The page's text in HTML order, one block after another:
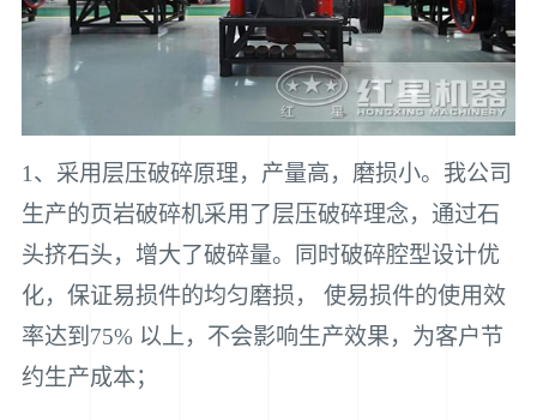
1、采用层压破碎原理，产量高，磨损小。我公司
生产的页岩破碎机采用了层压破碎理念，通过石
头挤石头，增大了破碎量。同时破碎腔型设计优
化，保证易损件的均匀磨损， 使易损件的使用效
率达到75% 以上，不会影响生产效果，为客户节
约生产成本；